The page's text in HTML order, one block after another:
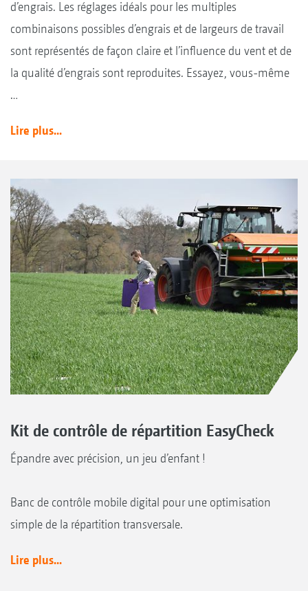
d’engrais. Les réglages idéals pour les multiples
combinaisons possibles d’engrais et de largeurs de travail
sont représentés de façon claire et l’influence du vent et de
la qualité d’engrais sont reproduites. Essayez, vous-même
…
Lire plus...
Kit de contrôle de répartition EasyCheck
Épandre avec précision, un jeu d’enfant !
Banc de contrôle mobile digital pour une optimisation
simple de la répartition transversale.
Lire plus...